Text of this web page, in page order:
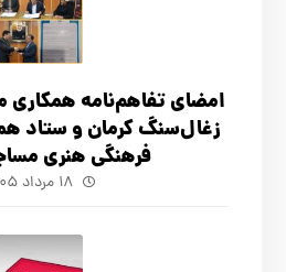
امضای تفاهم‌نامه
زغال‌سنگ کرمان و ستاد
فرهنگی هنری
۱۸ مرداد ۱۴۰۵